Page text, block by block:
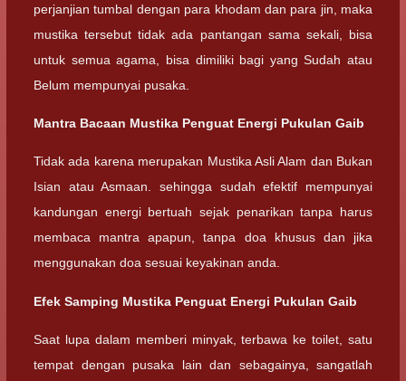
perjanjian tumbal dengan para khodam dan para jin, maka
mustika tersebut tidak ada pantangan sama sekali, bisa
untuk semua agama, bisa dimiliki bagi yang Sudah atau
Belum mempunyai pusaka.
Mantra Bacaan Mustika Penguat Energi Pukulan Gaib
Tidak ada karena merupakan Mustika Asli Alam dan Bukan
Isian atau Asmaan. sehingga sudah efektif mempunyai
kandungan energi bertuah sejak penarikan tanpa harus
membaca mantra apapun, tanpa doa khusus dan jika
menggunakan doa sesuai keyakinan anda.
Efek Samping Mustika Penguat Energi Pukulan Gaib
Saat lupa dalam memberi minyak, terbawa ke toilet, satu
tempat dengan pusaka lain dan sebagainya, sangatlah